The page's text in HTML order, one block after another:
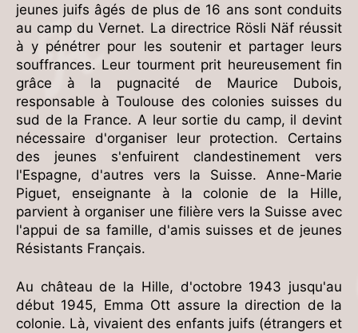
jeunes juifs âgés de plus de 16 ans sont conduits
au camp du Vernet. La directrice Rösli Näf réussit
à y pénétrer pour les soutenir et partager leurs
souffrances. Leur tourment prit heureusement fin
grâce à la pugnacité de Maurice Dubois,
responsable à Toulouse des colonies suisses du
sud de la France. A leur sortie du camp, il devint
nécessaire d'organiser leur protection. Certains
des jeunes s'enfuirent clandestinement vers
l'Espagne, d'autres vers la Suisse. Anne-Marie
Piguet, enseignante à la colonie de la Hille,
parvient à organiser une filière vers la Suisse avec
l'appui de sa famille, d'amis suisses et de jeunes
Résistants Français.
Au château de la Hille, d'octobre 1943 jusqu'au
début 1945, Emma Ott assure la direction de la
colonie. Là, vivaient des enfants juifs (étrangers et